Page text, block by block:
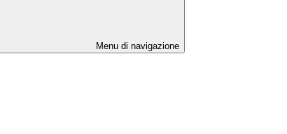
Menu di navigazione